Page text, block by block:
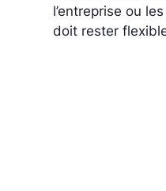
l’entreprise ou les
doit rester